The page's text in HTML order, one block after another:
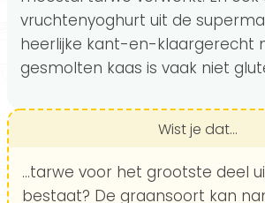
vruchtenyoghurt uit de
heerlijke kant-en-klaargerecht
gesmolten kaas is vaak niet
Wist je dat...
...tarwe voor het grootste deel
bestaat? De graansoort kan